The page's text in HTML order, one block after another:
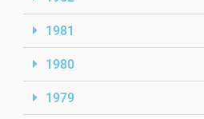
1981
1980
1979